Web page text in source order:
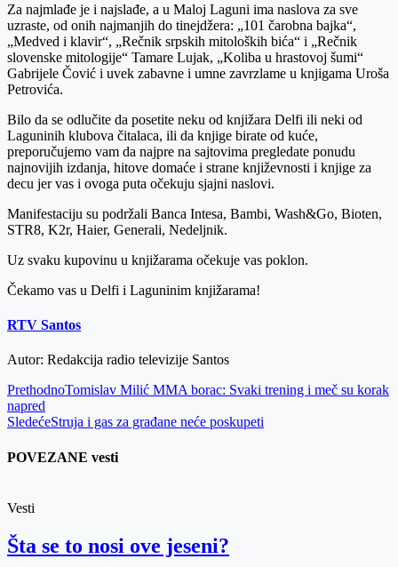
Za najmlađe je i najslađe, a u Maloj Laguni ima naslova za sve
uzraste, od onih najmanjih do tinejdžera: „101 čarobna bajka“,
„Medved i klavir“, „Rečnik srpskih mitoloških bića“ i „Rečnik
slovenske mitologije“ Tamare Lujak, „Koliba u hrastovoj šumi“
Gabrijele Čović i uvek zabavne i umne zavrzlame u knjigama Uroša
Petrovića.
Bilo da se odlučite da posetite neku od knjižara Delfi ili neki od
Laguninih klubova čitalaca, ili da knjige birate od kuće,
preporučujemo vam da najpre na sajtovima pregledate ponudu
najnovijih izdanja, hitove domaće i strane književnosti i knjige za
decu jer vas i ovoga puta očekuju sjajni naslovi.
Manifestaciju su podržali Banca Intesa, Bambi, Wash&Go, Bioten,
STR8, K2r, Haier, Generali, Nedeljnik.
Uz svaku kupovinu u knjižarama očekuje vas poklon.
Čekamo vas u Delfi i Laguninim knjižarama!
RTV Santos
Autor: Redakcija radio televizije Santos
PrethodnoTomislav Milić MMA borac: Svaki trening i meč su korak
napred
SledećeStruja i gas za građane neće poskupeti
POVEZANE vesti
Vesti
Šta se to nosi ove jeseni?